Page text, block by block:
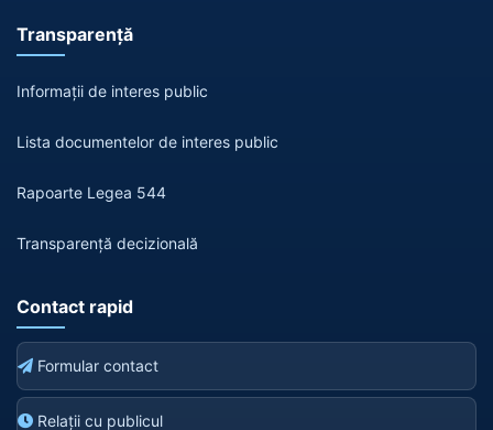
Transparență
Informații de interes public
Lista documentelor de interes public
Rapoarte Legea 544
Transparență decizională
Contact rapid
Formular contact
Relații cu publicul